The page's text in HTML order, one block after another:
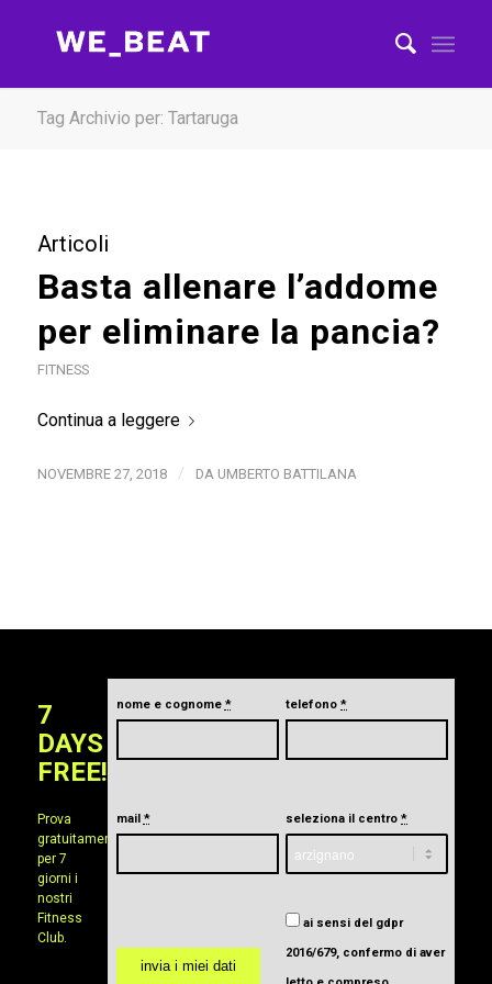
Tag Archivio per: Tartaruga
Articoli
Basta allenare l’addome
per eliminare la pancia?
FITNESS
Continua a leggere
NOVEMBRE 27, 2018 / DA UMBERTO BATTILANA
7
DAYS
FREE!
Prova
gratuitamente
per 7
giorni i
nostri
Fitness
Club.
nome e cognome * telefono*
mail * seleziona il centro*
ai sensi del gdpr
2016/679, confermo di aver